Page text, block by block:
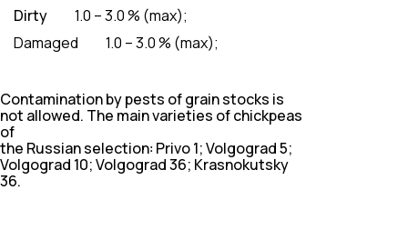
Dirty
1.0 – 3.0 % (max);
Damaged
1.0 – 3.0 % (max);
Contamination by pests of grain stocks is
not allowed. The main varieties of chickpeas
of
the Russian selection꞉ Privo 1; Volgograd 5;
Volgograd 10; Volgograd 36; Krasnokutsky
36.